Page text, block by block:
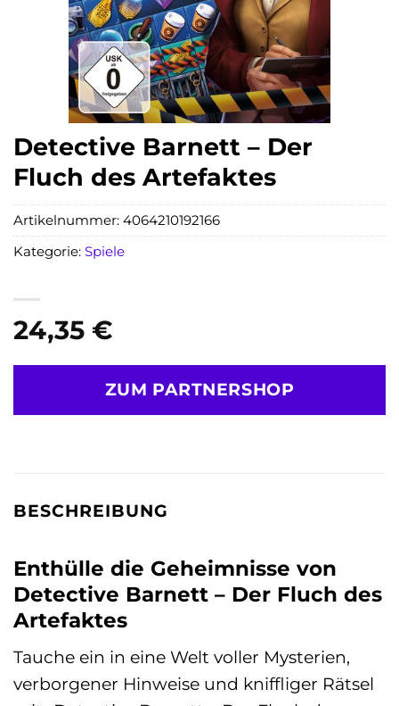
Detective Barnett – Der
Fluch des Artefaktes
24,35 €
ZUM PARTNERSHOP
Artikelnummer: 4064210192166
Kategorie: Spiele
BESCHREIBUNG
Enthülle die Geheimnisse von
Detective Barnett – Der Fluch des
Artefaktes
Tauche ein in eine Welt voller Mysterien,
verborgener Hinweise und kniffliger Rätsel